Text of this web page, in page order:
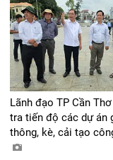
Lãnh đạo TP Cần
tra tiến độ các dự án
thông, kè, cải tạo